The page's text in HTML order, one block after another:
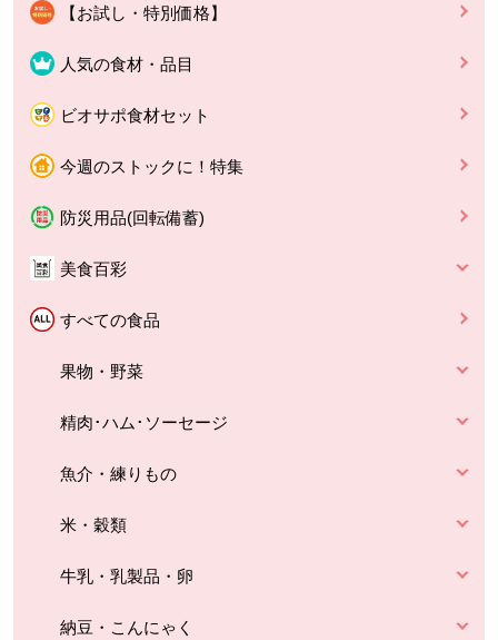
【お試し・特別価格】
人気の食材・品目
ビオサポ食材セット
今週のストックに！特集
防災用品(回転備蓄)
美食百彩
すべての食品
果物・野菜
精肉･ハム･ソーセージ
魚介・練りもの
米・穀類
牛乳・乳製品・卵
納豆・こんにゃく